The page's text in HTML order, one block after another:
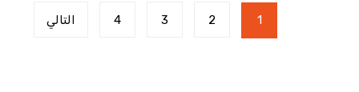
تعدد
صفحات
1
2
3
4 التالي